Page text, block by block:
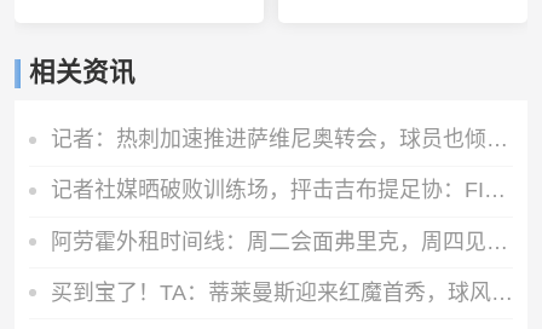
相关资讯
记者：热刺加速推进萨维尼奥转会，球员也倾向于加盟
记者社媒晒破败训练场，抨击吉布提足协：FIFA的拨款去哪里了？
阿劳霍外租时间线：周二会面弗里克，周四见利物浦，周五晚间敲定
买到宝了！TA：蒂莱曼斯迎来红魔首秀，球风沉稳想必卡里克很满意